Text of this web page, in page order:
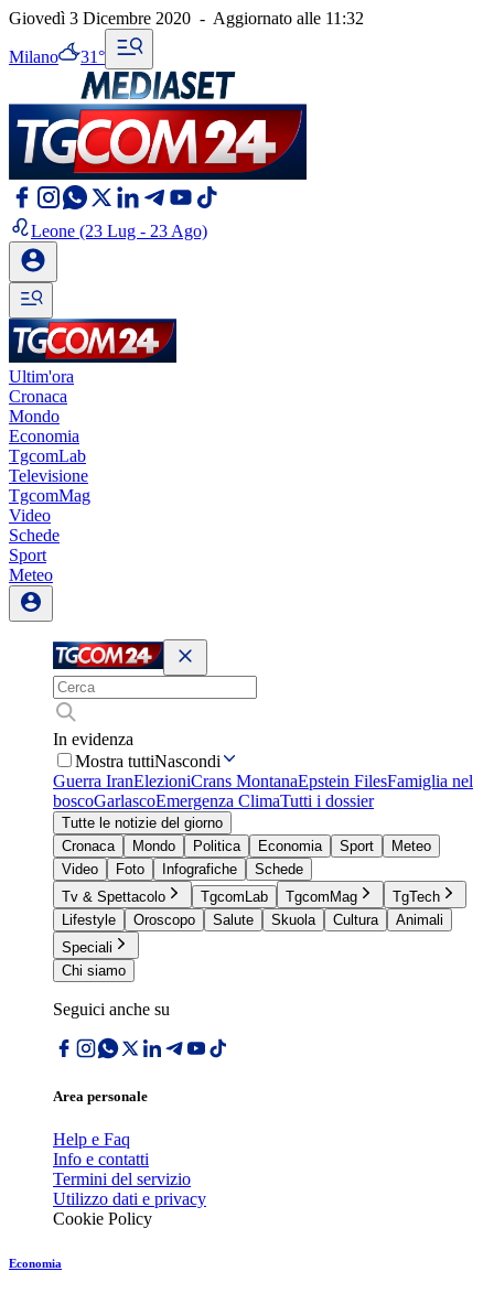
Giovedì 3 Dicembre 2020 - Aggiornato alle 11:32
Milano 31°
Leone (23 Lug - 23 Ago)
Ultim'ora
Cronaca
Mondo
Economia
TgcomLab
Televisione
TgcomMag
Video
Schede
Sport
Meteo
In evidenza
Mostra tuttiNascondi
Guerra IranElezioniCrans MontanaEpstein FilesFamiglia nel
boscoGarlascoEmergenza ClimaTutti i dossier
Tutte le notizie del giorno
Cronaca
Mondo Politica Economia Sport
Meteo
Video
Foto Infografiche
Schede
Tv & Spettacolo
TgcomLab TgcomMag
TgTech
Lifestyle
Oroscopo Salute Skuola Cultura
Animali
Speciali
Chi siamo
Seguici anche su
Area personale
Help e Faq
Info e contatti
Termini del servizio
Utilizzo dati e privacy
Cookie Policy
Economia